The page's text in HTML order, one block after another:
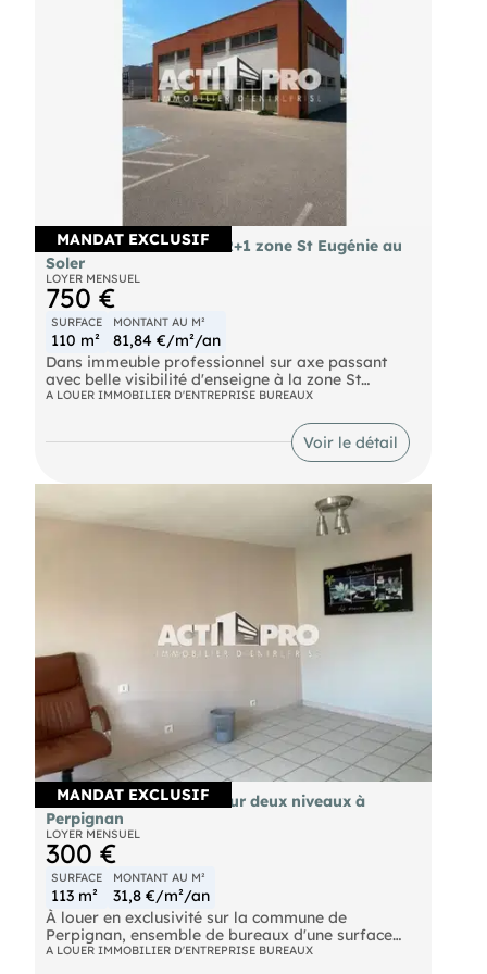
MANDAT EXCLUSIF
À louer bureaux 110m² R+1 zone St Eugénie au
Soler
LOYER MENSUEL
750 €
SURFACE
110 m²
MONTANT AU M²
81,84 €/m²/an
Dans immeuble professionnel sur axe passant
avec belle visibilité d'enseigne à la zone St
Eugénie au Soler, proche de Perpignan Saint
climatisés , open space. Sécurisé, parking Libre Mi
Octobre 2026. Plus de renseignements sur
demande. Pour découvrir d'autres biens, rendez-
vous sur notre site !
A LOUER IMMOBILIER D'ENTREPRISE BUREAUX
Voir le détail
MANDAT EXCLUSIF
À louer bureaux 113m² sur deux niveaux à
Perpignan
LOYER MENSUEL
300 €
SURFACE
113 m²
MONTANT AU M²
31,8 €/m²/an
À louer en exclusivité sur la commune de
Perpignan, ensemble de bureaux d'une surface
totale d'environ 113 m² répartis sur de deux
A LOUER IMMOBILIER D'ENTREPRISE BUREAUX